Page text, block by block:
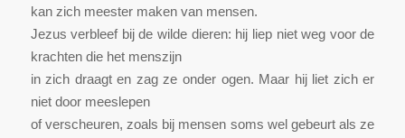
kan zich meester maken van mensen.
Jezus verbleef bij de wilde dieren: hij liep niet weg voor de
krachten die het menszijn
in zich draagt en zag ze onder ogen. Maar hij liet zich er
niet door meeslepen
of verscheuren, zoals bij mensen soms wel gebeurt als ze